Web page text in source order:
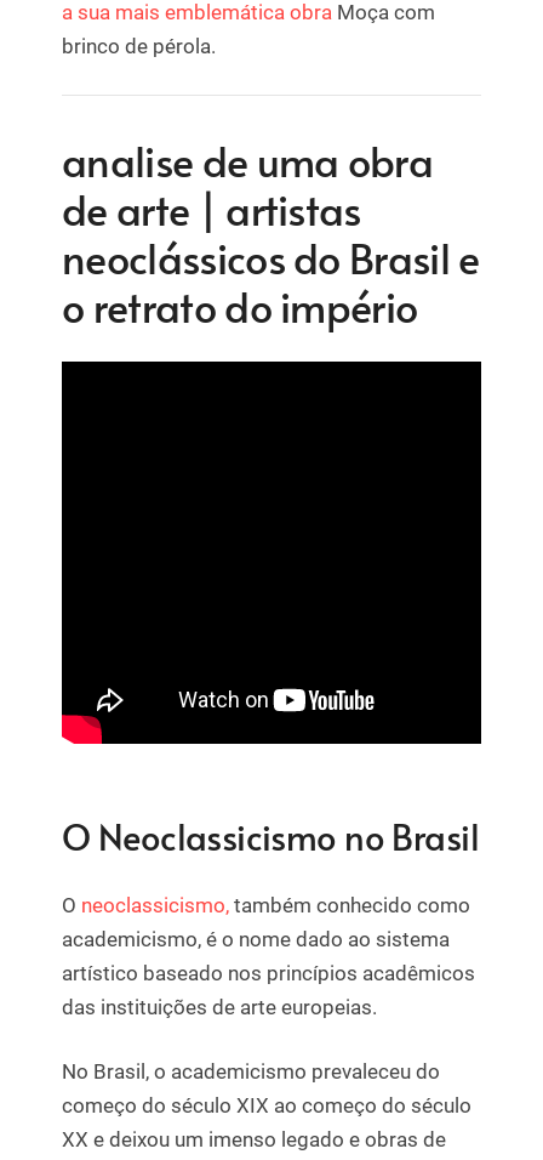
a sua mais emblemática obra Moça com
brinco de pérola.
analise de uma obra
de arte | artistas
neoclássicos do Brasil e
o retrato do império
O Neoclassicismo no Brasil
O neoclassicismo, também conhecido como
academicismo, é o nome dado ao sistema
artístico baseado nos princípios acadêmicos
das instituições de arte europeias.
No Brasil, o academicismo prevaleceu do
começo do século XIX ao começo do século
XX e deixou um imenso legado e obras de